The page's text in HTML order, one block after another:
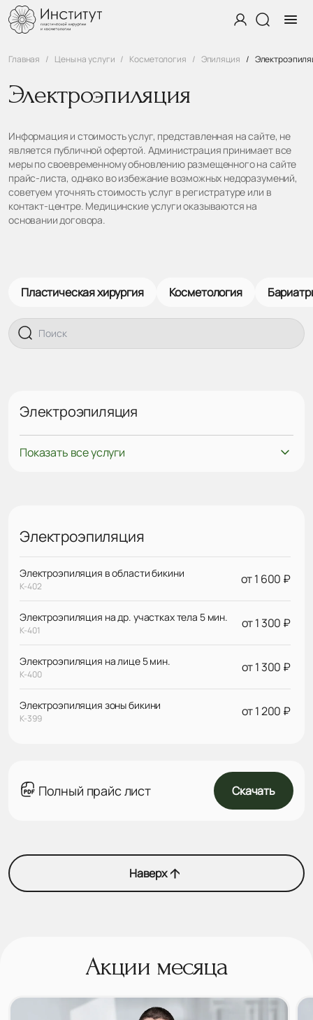
Главная Цены на услуги Косметология Эпиляция
Электроэпиляция
Информация и стоимость услуг, представленная на сайте, не
является публичной офертой. Администрация принимает все
меры по своевременному обновлению размещенного на сайте
прайс-листа, однако во избежание возможных недоразумений,
советуем уточнять стоимость услуг в регистратуре или в
контакт-центре. Медицинские услуги оказываются на
основании договора.
Пластическая хирургия Косметология
Электроэпиляция
Показать все услуги
Электроэпиляция
Электроэпиляция в области бикини
К-402 от 1 600 ₽
Электроэпиляция на др. участках тела 5 мин.
К-401 от 1 300 ₽
Электроэпиляция на лице 5 мин.
К-400 от 1 300 ₽
Электроэпиляция зоны бикини
К-399 от 1 200 ₽
Полный прайс лист Скачать
Наверх
Акции месяца